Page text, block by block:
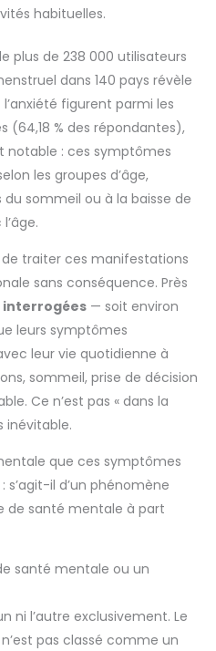
habituelles.
plus de 238 000 utilisateurs
dans 140 pays révèle
figurent parmi les
(64,18 % des répondantes),
notable : ces symptômes
les groupes d’âge,
sommeil ou à la baisse de
traiter ces manifestations
sans conséquence. Près
interrogées — soit environ
leurs symptômes
leur vie quotidienne à
sommeil, prise de décision
Ce n’est pas « dans la
inévitable.
que ces symptômes
il d’un phénomène
de santé mentale à part
santé mentale ou un
ni l’autre exclusivement. Le
n’est pas classé comme un